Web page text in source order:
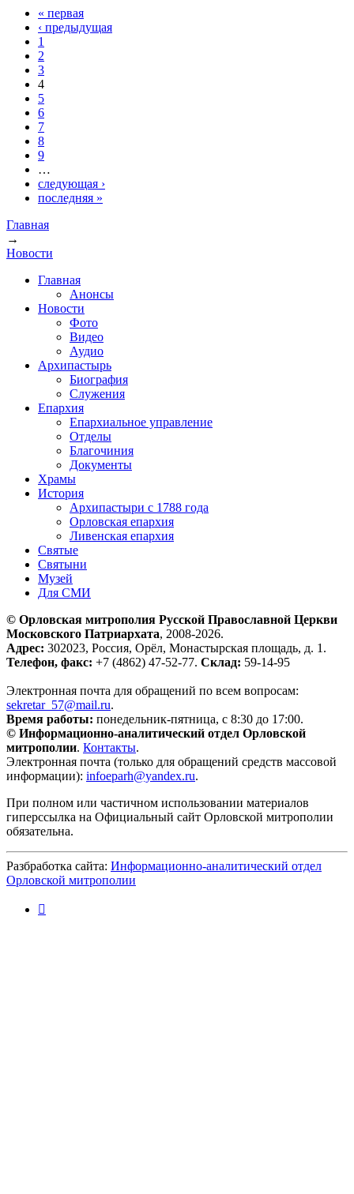
Страницы
« первая
‹ предыдущая
1
2
3
4
5
6
7
8
9
…
следующая ›
последняя »
Вы здесь
Главная
→
Новости
Главная
Анонсы
Новости
Фото
Видео
Аудио
Архипастырь
Биография
Служения
Епархия
Епархиальное управление
Отделы
Благочиния
Документы
Храмы
История
Архипастыри с 1788 года
Орловская епархия
Ливенская епархия
Святые
Святыни
Музей
Для СМИ
© Орловская митрополия Русской Православной Церкви
Московского Патриархата, 2008-2026.
Адрес: 302023, Россия, Орёл, Монастырская площадь, д. 1.
Телефон, факс: +7 (4862) 47-52-77. Склад: 59-14-95
Электронная почта для обращений по всем вопросам:
sekretar_57@mail.ru.
Время работы: понедельник-пятница, с 8:30 до 17:00.
© Информационно-аналитический отдел Орловской
митрополии. Контакты.
Электронная почта (только для обращений средств массовой
информации): infoeparh@yandex.ru.
При полном или частичном использовании материалов
гиперссылка на Официальный сайт Орловской митрополии
обязательна.
Разбработка сайта: Информационно-аналитический отдел
Орловской митрополии